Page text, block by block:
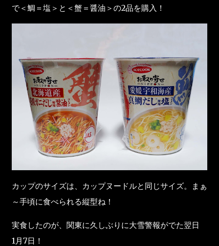
で＜鯛＝塩＞と＜蟹＝醤油＞の2品を購入！
カップのサイズは、カップヌードルと同じサイズ。まぁ
～手頃に食べられる縦型ね！
実食したのが、関東に久しぶりに大雪警報がでた翌日
1月7日！